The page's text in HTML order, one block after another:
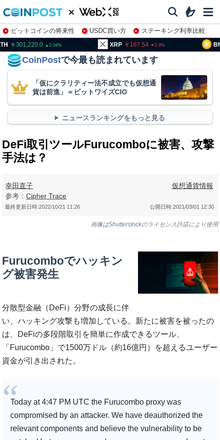
ビットコインの将来性 USDC買い方
ステーキング利率比較
株特集・関連銘柄
2.04 XRP 167.54 0.9 BNB
CoinPostで今最も読まれています
「仮にクラリティー法不成立でも仮想通
貨は前進」＝ビットワイズCIO
ニュースランキングをもっと見る
DeFi取引ツールFurucomboに被害、攻撃
手法は？
幸田直子
参考：Cipher Trace
仮想通貨情報
公開日時:2021/03/01 12:30
最終更新日時:2022/10/21 11:26
画像はShutterstockのライセンス許諾により使用
Furucomboでハッキン
グ被害発生
分散型金融（DeFi）分野の成長に伴
い、ハッキング攻撃も増加している。新たに被害を被ったの
は、DeFiの多段階取引を簡単に作成できるツール、
「Furucombo」で1500万ドル（約16億円）を超えるユーザー
資金が引き出された。
Today at 4:47 PM UTC the Furucombo proxy was
compromised by an attacker. We have deauthorized the
relevant components and believe the vulnerability to be